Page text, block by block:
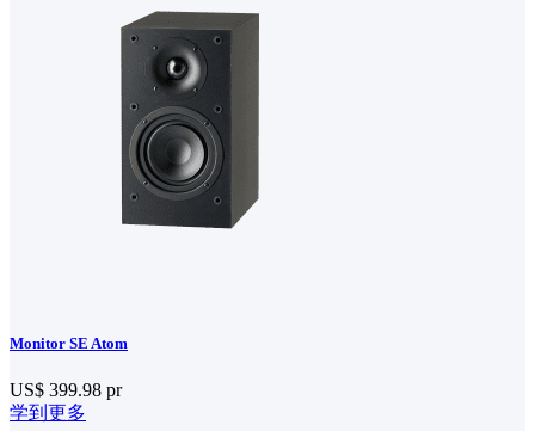
Monitor SE Atom
US$ 399.98 pr
学到更多